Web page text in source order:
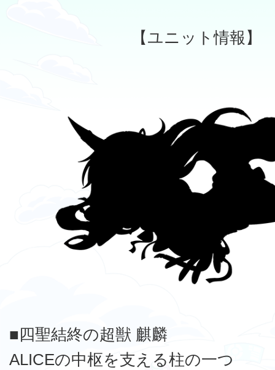
【ユニット情報】
■四聖結終の超獣 麒麟
ALICEの中枢を支える柱の一つ